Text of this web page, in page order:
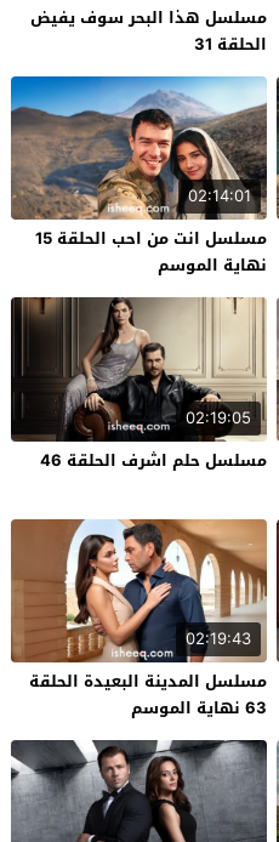
مسلسل هذا البحر سوف يفيض
الحلقة 31
02:14:01
مسلسل انت من احب الحلقة 15
نهاية الموسم
02:19:05
مسلسل حلم اشرف الحلقة 46
02:19:43
مسلسل المدينة البعيدة الحلقة
63 نهاية الموسم